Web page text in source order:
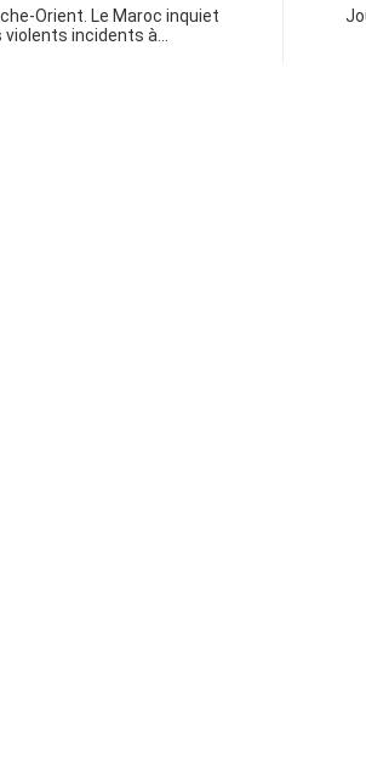
Orient. Le Maroc inquiet
violents incidents à…